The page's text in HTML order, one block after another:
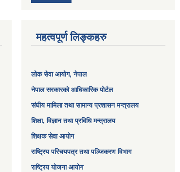
महत्वपूर्ण लिङ्कहरु
लोक सेवा आयोग, नेपाल
नेपाल सरकारको आधिकारिक पोर्टल
संघीय मामिला तथा सामान्य प्रशासन मन्त्रालय
शिक्षा, विज्ञान तथा प्रविधि मन्त्रालय
शिक्षक सेवा आयोग
राष्ट्रिय परिचयपत्र तथा पञ्जिकरण विभाग
राष्ट्रिय योजना आयोग